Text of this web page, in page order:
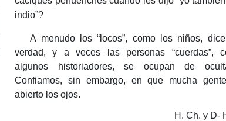
indio”?
A menudo los “locos”, como los niños,
verdad, y a veces las personas “cuerdas”,
algunos historiadores, se ocupan de
Confiamos, sin embargo, en que mucha
abierto los ojos.
H. Ch. y D-